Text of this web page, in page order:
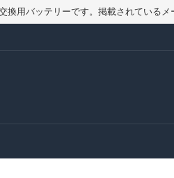
用バッテリーです。掲載されている